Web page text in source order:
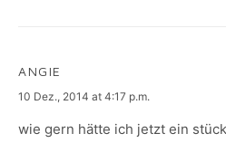
ANGIE
says:
10 Dez., 2014 at 4:17 p.m.
wie gern hätte ich jetzt ein